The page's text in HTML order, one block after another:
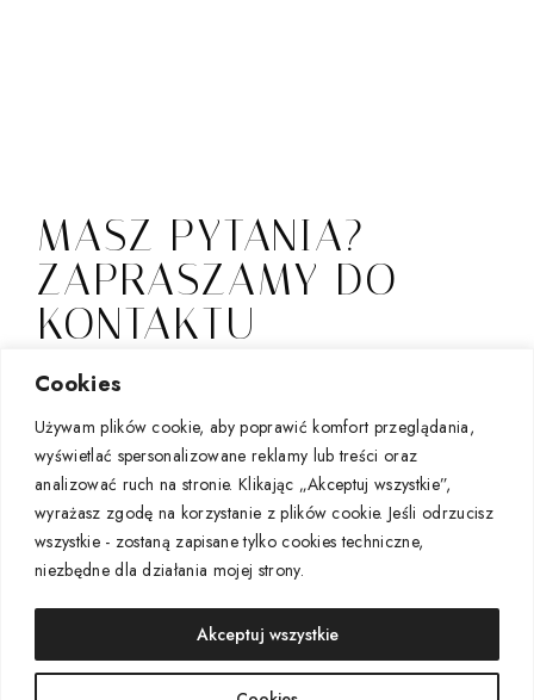
Cookies
Używam plików cookie, aby poprawić komfort przeglądania,
wyświetlać spersonalizowane reklamy lub treści oraz
analizować ruch na stronie. Klikając „Akceptuj wszystkie”,
wyrażasz zgodę na korzystanie z plików cookie. Jeśli odrzucisz
wszystkie - zostaną zapisane tylko cookies techniczne,
niezbędne dla działania mojej strony.
Akceptuj wszystkie
MASZ PYTANIA?
ZAPRASZAMY DO
KONTAKTU
Jeśli zainteresowała Cię nasza oferta i chcesz podjąć
za pośrednictwem instagrama.
&
sklep@renatamolenda.com
renata_molenda
renata.molenda